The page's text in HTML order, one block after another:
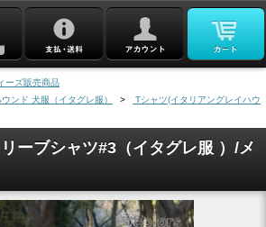
ーズ販売商品
ンド 犬服（イタグレ服） >
Tシャツ(イタリアングレイハウ
ーブシャツ#3（イタグレ服 ）/メ